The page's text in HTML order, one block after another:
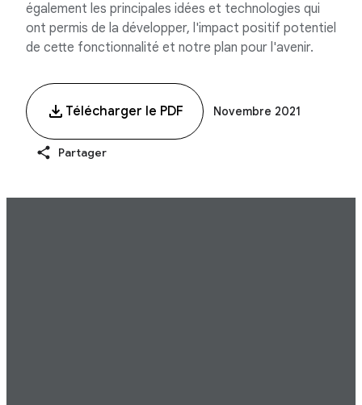
également les principales idées et technologies qui
ont permis de la développer, l'impact positif potentiel
de cette fonctionnalité et notre plan pour l'avenir.
Télécharger le PDF Novembre 2021
Partager